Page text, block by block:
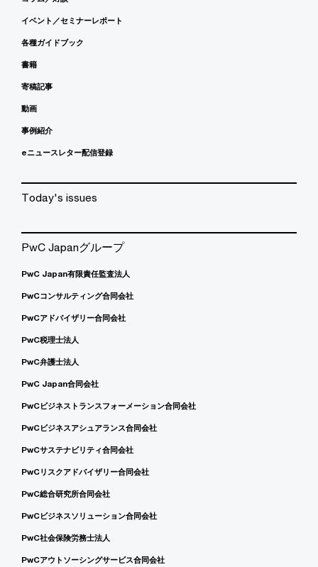
イベント／セミナーレポート
各種ガイドブック
書籍
寄稿記事
動画
事例紹介
eニュースレター配信登録
Today's issues
PwC Japanグループ
PwC Japan有限責任監査法人
PwCコンサルティング合同会社
PwCアドバイザリー合同会社
PwC税理士法人
PwC弁護士法人
PwC Japan合同会社
PwCビジネストランスフォーメーション合同会社
PwCビジネスアシュアランス合同会社
PwCサステナビリティ合同会社
PwCリスクアドバイザリー合同会社
PwC総合研究所合同会社
PwCビジネスソリューション合同会社
PwC社会保険労務士法人
PwCアウトソーシングサービス合同会社